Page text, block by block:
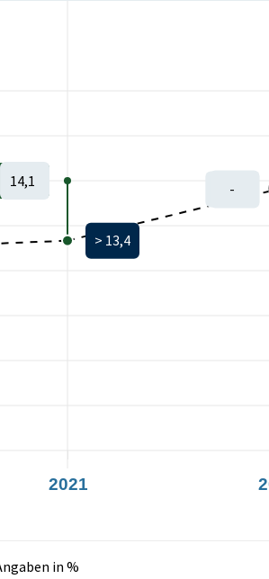
2021
14,1
> 13,4
-
in %